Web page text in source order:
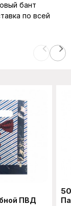
бант
по всей
ПВД